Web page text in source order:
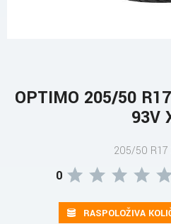
OPTIMO 205/50
93V
205/50 R17
0
RASPOLOŽIVA